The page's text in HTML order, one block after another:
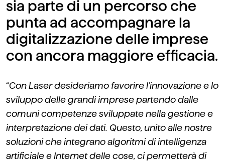
sia parte di un percorso che
punta ad accompagnare la
digitalizzazione delle imprese
con ancora maggiore efficacia.
“Con Laser desideriamo favorire l’innovazione e lo
sviluppo delle grandi imprese partendo dalle
comuni competenze sviluppate nella gestione e
interpretazione dei dati. Questo, unito alle nostre
soluzioni che integrano algoritmi di intelligenza
artificiale e Internet delle cose, ci permetterà di